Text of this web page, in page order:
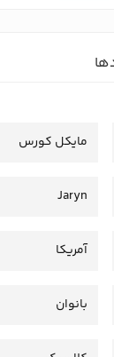
مایکل کورس
Jaryn
آمریکا
بانوان